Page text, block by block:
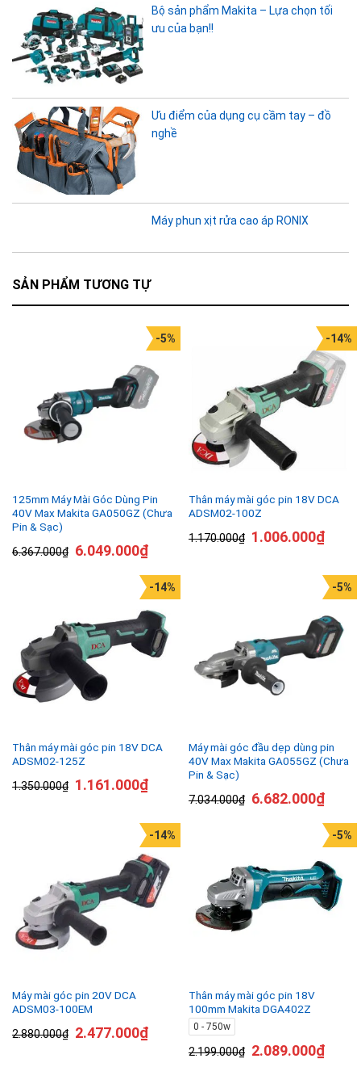
Bộ sản phẩm Makita – Lựa chọn tối
ưu của bạn!!
Ưu điểm của dụng cụ cầm tay – đồ
nghề
Máy phun xịt rửa cao áp RONIX
SẢN PHẨM TƯƠNG TỰ
125mm Máy Mài Góc Dùng Pin
40V Max Makita GA050GZ (Chưa
Pin & Sạc)
6.367.000₫
-5%
6.049.000₫
Thân máy mài góc pin 18V DCA
ADSM02-100Z
1.170.000₫
-14%
1.006.000₫
Thân máy mài góc pin 18V DCA
ADSM02-125Z
1.350.000₫
-14%
1.161.000₫
Máy mài góc đầu dẹp dùng pin
40V Max Makita GA055GZ (Chưa
Pin & Sạc)
7.034.000₫
-5%
6.682.000₫
Máy mài góc pin 20V DCA
ADSM03-100EM
2.880.000₫
-14%
2.477.000₫
Thân máy mài góc pin 18V
100mm Makita DGA402Z
0 - 750w
2.199.000₫
-5%
2.089.000₫